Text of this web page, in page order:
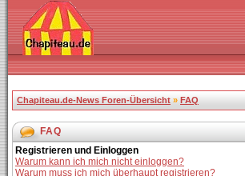
Chapiteau.de-News Foren-Übersicht » FAQ
FAQ
Registrieren und Einloggen
Warum kann ich mich nicht einloggen?
Warum muss ich mich überhaupt registrieren?